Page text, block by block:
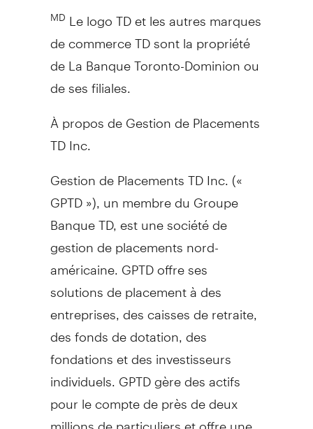
MD Le logo TD et les autres marques
de commerce TD sont la propriété
de La Banque Toronto-Dominion ou
de ses filiales.
À propos de Gestion de Placements
TD Inc.
Gestion de Placements TD Inc. («
GPTD »), un membre du Groupe
Banque TD, est une société de
gestion de placements nord-
américaine. GPTD offre ses
solutions de placement à des
entreprises, des caisses de retraite,
des fonds de dotation, des
fondations et des investisseurs
individuels. GPTD gère des actifs
pour le compte de près de deux
millions de particuliers et offre une